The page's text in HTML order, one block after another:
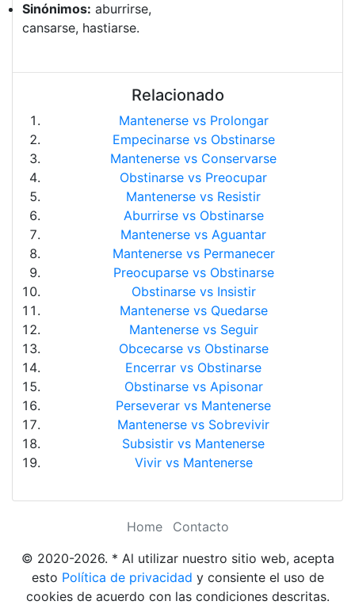
Sinónimos: aburrirse,
cansarse, hastiarse.
Relacionado
Mantenerse vs Prolongar
Empecinarse vs Obstinarse
Mantenerse vs Conservarse
Obstinarse vs Preocupar
Mantenerse vs Resistir
Aburrirse vs Obstinarse
Mantenerse vs Aguantar
Mantenerse vs Permanecer
Preocuparse vs Obstinarse
Obstinarse vs Insistir
Mantenerse vs Quedarse
Mantenerse vs Seguir
Obcecarse vs Obstinarse
Encerrar vs Obstinarse
Obstinarse vs Apisonar
Perseverar vs Mantenerse
Mantenerse vs Sobrevivir
Subsistir vs Mantenerse
Vivir vs Mantenerse
Home
Contacto
© 2020-2026. * Al utilizar nuestro sitio web, acepta
esto Política de privacidad y consiente el uso de
cookies de acuerdo con las condiciones descritas.